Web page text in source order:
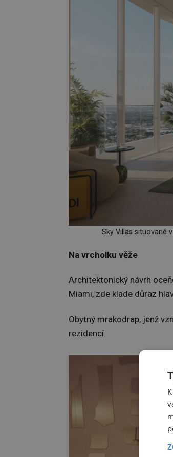
Sky Villas situované
Na vrcholku věže
Architektonický návrh
Miami, zde klade důraz
Obytný mrakodrap, jenž
rezidencí.